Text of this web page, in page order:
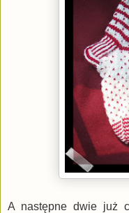
A następne dwie już